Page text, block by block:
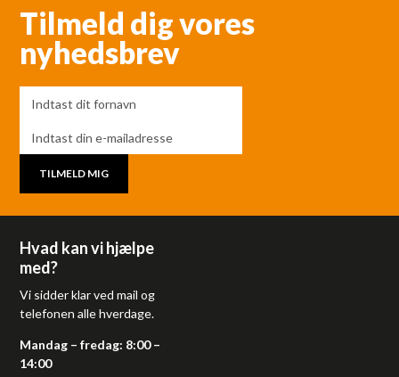
Tilmeld dig vores
nyhedsbrev
Hvad kan vi hjælpe
med?
Vi sidder klar ved mail og
telefonen alle hverdage.
Mandag – fredag: 8:00 –
14:00